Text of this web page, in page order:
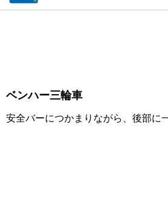
ベンハー三輪車
安全バーにつかまりながら、後部に